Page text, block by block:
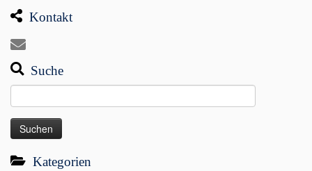
Kontakt
Suche
nach:
Kategorien